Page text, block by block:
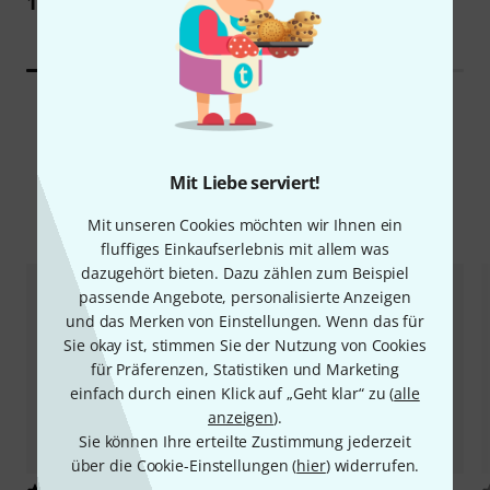
Mit Liebe serviert!
Mit unseren Cookies möchten wir Ihnen ein
fluffiges Einkaufserlebnis mit allem was
dazugehört bieten. Dazu zählen zum Beispiel
passende Angebote, personalisierte Anzeigen
und das Merken von Einstellungen. Wenn das für
Sie okay ist, stimmen Sie der Nutzung von Cookies
für Präferenzen, Statistiken und Marketing
einfach durch einen Klick auf „Geht klar“ zu (alle
anzeigen).
Sie können Ihre erteilte Zustimmung jederzeit
über die Cookie-Einstellungen (hier) widerrufen.
Alternativen vergleichen